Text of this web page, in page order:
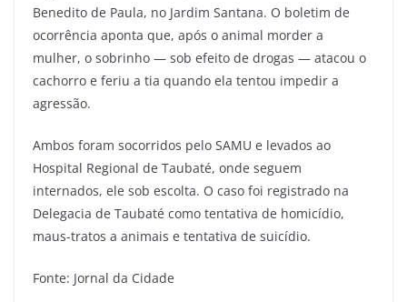
Benedito de Paula, no Jardim Santana. O boletim de
ocorrência aponta que, após o animal morder a
mulher, o sobrinho — sob efeito de drogas — atacou o
cachorro e feriu a tia quando ela tentou impedir a
agressão.
Ambos foram socorridos pelo SAMU e levados ao
Hospital Regional de Taubaté, onde seguem
internados, ele sob escolta. O caso foi registrado na
Delegacia de Taubaté como tentativa de homicídio,
maus-tratos a animais e tentativa de suicídio.
Fonte: Jornal da Cidade